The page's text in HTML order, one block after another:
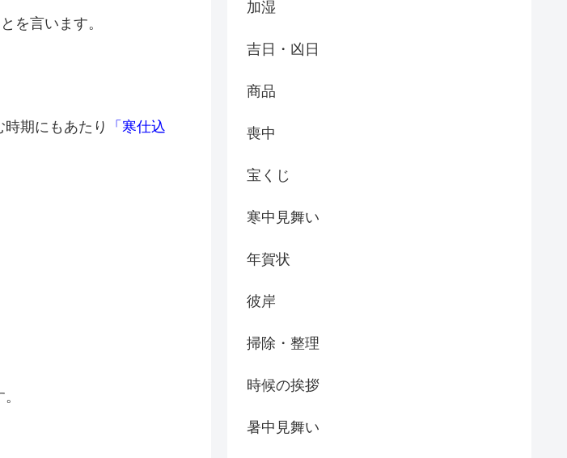
を言います。
期にもあたり
「寒仕込
加湿
吉日・凶日
商品
喪中
宝くじ
寒中見舞い
年賀状
彼岸
掃除・整理
時候の挨拶
暑中見舞い